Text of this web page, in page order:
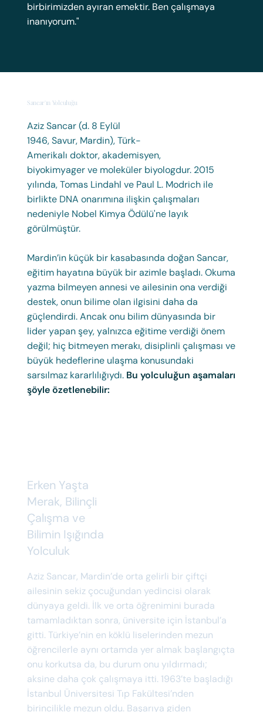
birbirimizden ayıran emektir. Ben çalışmaya
inanıyorum."
İnsanlar sanatımın bana çok kolay bir biçimde geldiğini düşünerek büyük hata
ediyorlar. Hiç kimse besteciliğe benim kadar zamanını ve düşüncelerini adamamıştır.
Geçmişten şimdiye kadar yaşamış hiçbir büyük besteci olmasın ki, onun eserlerini
Wolfgang Amadeus
Mozart
Sancar'ın Yolculuğu
Aziz Sancar (d. 8 Eylül
1946, Savur, Mardin), Türk-
Amerikalı doktor, akademisyen,
biyokimyager ve moleküler biyologdur. 2015
yılında, Tomas Lindahl ve Paul L. Modrich ile
birlikte DNA onarımına ilişkin çalışmaları
nedeniyle Nobel Kimya Ödülü'ne layık
görülmüştür.
Mardin’in küçük bir kasabasında doğan Sancar,
eğitim hayatına büyük bir azimle başladı. Okuma
yazma bilmeyen annesi ve ailesinin ona verdiği
destek, onun bilime olan ilgisini daha da
güçlendirdi. Ancak onu bilim dünyasında bir
lider yapan şey, yalnızca eğitime verdiği önem
değil; hiç bitmeyen merakı, disiplinli çalışması ve
büyük hedeflerine ulaşma konusundaki
sarsılmaz kararlılığıydı. Bu yolculuğun aşamaları
şöyle özetlenebilir:
Erken Yaşta
Merak, Bilinçli
Çalışma ve
Bilimin Işığında
Yolculuk
Aziz Sancar, Mardin’de orta gelirli bir çiftçi
ailesinin sekiz çocuğundan yedincisi olarak
dünyaya geldi. İlk ve orta öğrenimini burada
tamamladıktan sonra, üniversite için İstanbul’a
gitti. Türkiye’nin en köklü liselerinden mezun
öğrencilerle aynı ortamda yer almak başlangıçta
onu korkutsa da, bu durum onu yıldırmadı;
aksine daha çok çalışmaya itti. 1963’te başladığı
İstanbul Üniversitesi Tıp Fakültesi’nden
birincilikle mezun oldu. Başarıya giden